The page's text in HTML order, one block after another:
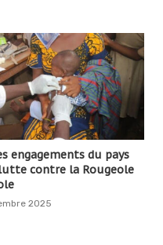
engagements du pays
contre la Rougeole
2025